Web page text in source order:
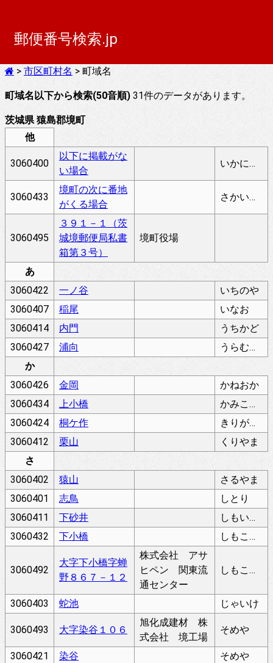
郵便番号検索.jp
> 市区町村名 > 町域名
町域名以下から検索(50音順) 31件のデータがあります。
茨城県 猿島郡境町
他
3060400
以下に掲載がな
い場合
いかにけいさいがないばあい
3060433
境町の次に番地
がくる場合
さかいまちのつぎにばんちがくるばあい
3060495
３９１－１（茨
城境郵便局私書
箱第３号）
境町役場
あ
3060422
一ノ谷
いちのや
3060407
稲尾
いなお
3060414
内門
うちかど
3060427
浦向
うらむこう
か
3060426
金岡
かねおか
3060434
上小橋
かみこばし
3060424
桐ケ作
きりがさく
3060412
栗山
くりやま
さ
3060402
猿山
さるやま
3060401
志鳥
しとり
3060411
下砂井
しもいさごい
3060432
下小橋 しもこばし
3060492
大字下小橋字蝉
野８６７－１２
株式会社 アサ
ヒペン 関東流
通センター
しもこばし
3060403 蛇池 じゃいけ
3060493 大字染谷１０６
旭化成建材 株
式会社 境工場
そめや
3060421 染谷
そめや